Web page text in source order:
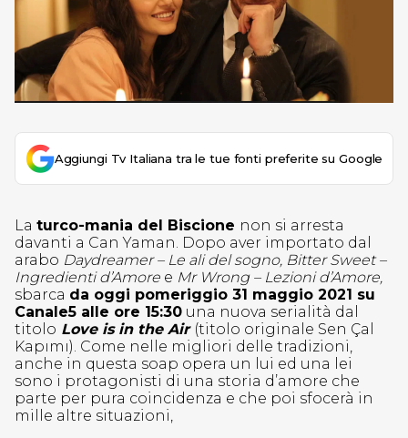
Aggiungi Tv Italiana tra le tue fonti preferite su Google
La turco-mania del Biscione non si arresta
davanti a Can Yaman. Dopo aver importato dal
arabo Daydreamer – Le ali del sogno, Bitter Sweet –
Ingredienti d’Amore e Mr Wrong – Lezioni d’Amore,
sbarca da oggi pomeriggio 31 maggio 2021 su
Canale5 alle ore 15:30 una nuova serialità dal
titolo Love is in the Air (titolo originale Sen Çal
Kapımı). Come nelle migliori delle tradizioni,
anche in questa soap opera un lui ed una lei
sono i protagonisti di una storia d’amore che
parte per pura coincidenza e che poi sfocerà in
mille altre situazioni,